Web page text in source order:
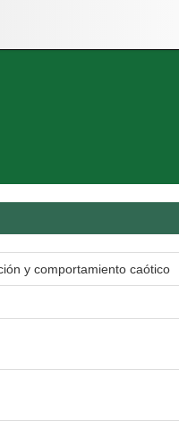
y comportamiento caótico